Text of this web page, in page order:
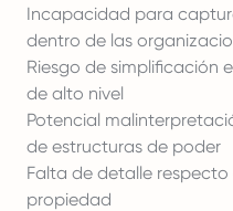
Incapacidad para
dentro de las
Riesgo de simplificación
de alto nivel
Potencial
de estructuras de poder
Falta de detalle
propiedad